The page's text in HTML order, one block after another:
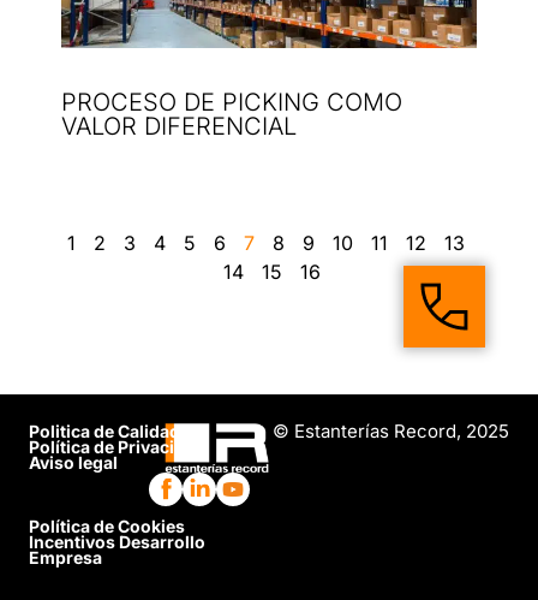
PROCESO DE PICKING COMO
VALOR DIFERENCIAL
1 2 3 4 5 6 7 8 9 10 11 12
13
14
15 16
Politica de Calidad
Política de Privacidad
Aviso legal
Política de Cookies
Incentivos Desarrollo
Empresa
© Estanterías Record, 2025